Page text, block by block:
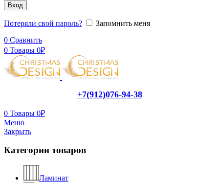
Вход
Потеряли свой пароль?
Запомнить меня
0 Сравнить
0 Товары 0₽
+7(912)076-94-38
0 Товары 0₽
Меню
Закрыть
Категории товаров
Ламинат